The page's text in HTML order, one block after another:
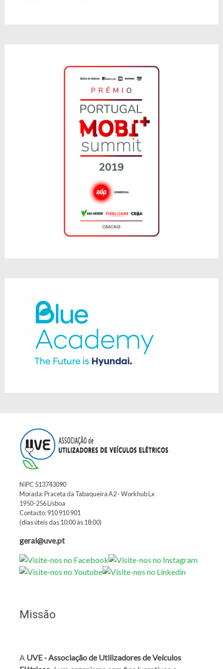
NIPC 513743090
Morada: Praceta da Tabaqueira A2 - Workhub Lx
1950-256 Lisboa
Contacto: 910 910 901
(dias úteis das 10:00 às 18:00)
geral@uve.pt
Missão
A UVE - Associação de Utilizadores de Veículos